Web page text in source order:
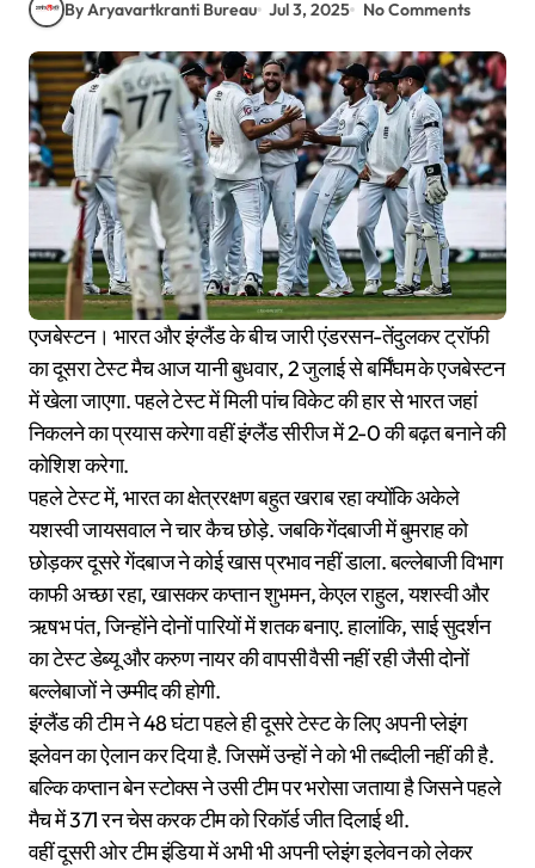
By Aryavartkranti Bureau Jul 3, 2025 No Comments
एजबेस्टन। भारत और इंग्लैंड के बीच जारी एंडरसन-तेंदुलकर ट्रॉफी
का दूसरा टेस्ट मैच आज यानी बुधवार, 2 जुलाई से बर्मिंघम के एजबेस्टन
में खेला जाएगा. पहले टेस्ट में मिली पांच विकेट की हार से भारत जहां
निकलने का प्रयास करेगा वहीं इंग्लैंड सीरीज में 2-0 की बढ़त बनाने की
कोशिश करेगा.
पहले टेस्ट में, भारत का क्षेत्ररक्षण बहुत खराब रहा क्योंकि अकेले
यशस्वी जायसवाल ने चार कैच छोड़े. जबकि गेंदबाजी में बुमराह को
छोड़कर दूसरे गेंदबाज ने कोई खास प्रभाव नहीं डाला. बल्लेबाजी विभाग
काफी अच्छा रहा, खासकर कप्तान शुभमन, केएल राहुल, यशस्वी और
ऋषभ पंत, जिन्होंने दोनों पारियों में शतक बनाए. हालांकि, साई सुदर्शन
का टेस्ट डेब्यू और करुण नायर की वापसी वैसी नहीं रही जैसी दोनों
बल्लेबाजों ने उम्मीद की होगी.
इंग्लैंड की टीम ने 48 घंटा पहले ही दूसरे टेस्ट के लिए अपनी प्लेइंग
इलेवन का ऐलान कर दिया है. जिसमें उन्हों ने को भी तब्दीली नहीं की है.
बल्कि कप्तान बेन स्टोक्स ने उसी टीम पर भरोसा जताया है जिसने पहले
मैच में 371 रन चेस करक टीम को रिकॉर्ड जीत दिलाई थी.
वहीं दूसरी ओर टीम इंडिया में अभी भी अपनी प्लेइंग इलेवन को लेकर